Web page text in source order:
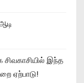
இந்த
ஏற்பாடு!